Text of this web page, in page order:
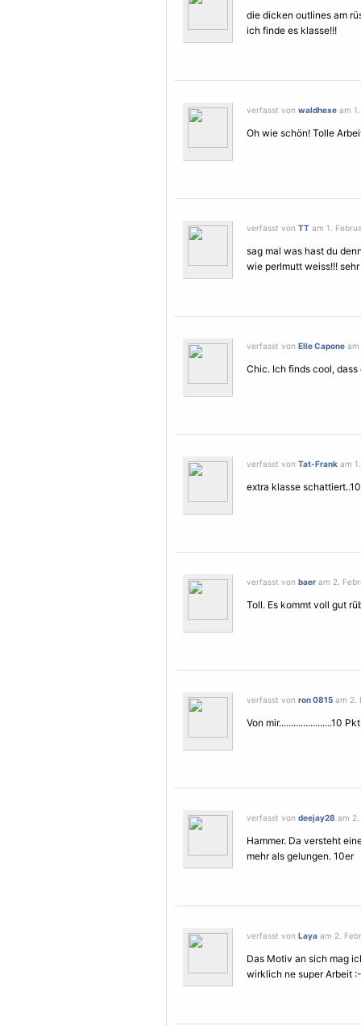
die dicken outlines am
ich finde es klasse!!!
verfasst von waldhexe am
Oh wie schön! Tolle
verfasst von TT am 1.
sag mal was hast du
wie perlmutt weiss!!!
verfasst von Elle Capone am
Chic. Ich finds cool,
verfasst von Tat-Frank am
extra klasse schattiert..10
verfasst von baer am 2.
Toll. Es kommt voll gut
verfasst von ron 0815 am 2.
Von mir......................10 Pkt
verfasst von deejay28 am
Hammer. Da versteht
mehr als gelungen. 10er
verfasst von Laya am 2.
Das Motiv an sich mag
wirklich ne super Arbeit